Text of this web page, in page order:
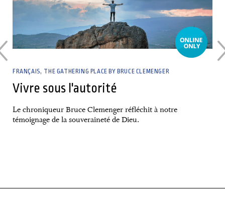
FRANÇAIS THE GATHERING PLACE BY BRUCE CLEMENGER
Vivre sous l'autorité
Le chroniqueur Bruce Clemenger réfléchit à notre
témoignage de la souveraineté de Dieu.